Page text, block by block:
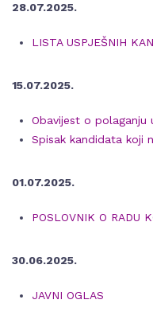
28.07.2025.
LISTA USPJEŠNIH
15.07.2025.
Obavijest o
Spisak kandidata koji
01.07.2025.
POSLOVNIK O RADU
30.06.2025.
JAVNI OGLAS